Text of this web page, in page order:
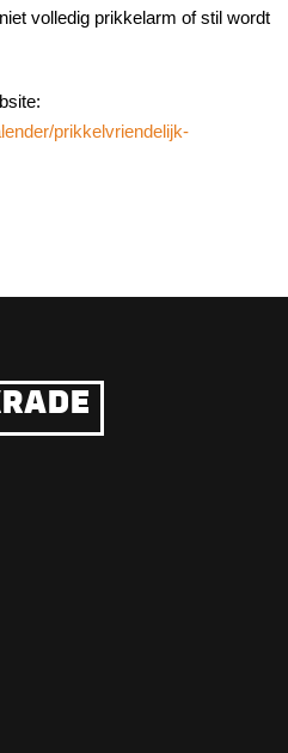
volledig prikkelarm of stil wordt
prikkelvriendelijk-